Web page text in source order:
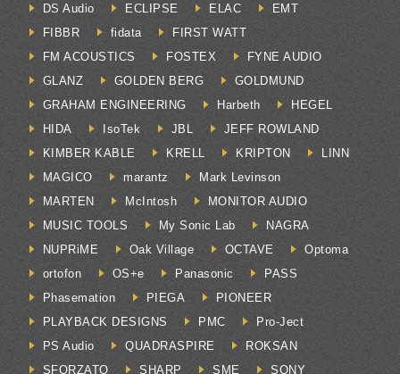
DS Audio
ECLIPSE ELAC
EMT
FIBBR
fidata
FIRST WATT
FM ACOUSTICS
FOSTEX
FYNE AUDIO
GLANZ
GOLDEN BERG
GOLDMUND
GRAHAM ENGINEERING
Harbeth
HEGEL
HIDA
IsoTek JBL
JEFF ROWLAND
KIMBER KABLE
KRELL KRIPTON
LINN
MAGICO
marantz
Mark Levinson
MARTEN
McIntosh
MONITOR AUDIO
MUSIC TOOLS
My Sonic Lab
NAGRA
NUPRiME
Oak Village OCTAVE
Optoma
ortofon
OS+e Panasonic
PASS
Phasemation
PIEGA
PIONEER
PLAYBACK DESIGNS
PMC
Pro-Ject
PS Audio
QUADRASPIRE
ROKSAN
SFORZATO
SHARP SME SONY